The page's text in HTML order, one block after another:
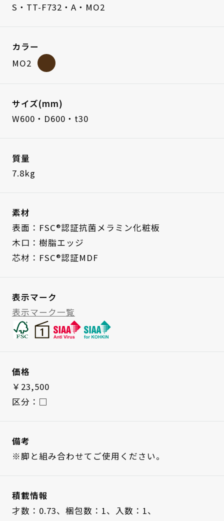
S・TT-F732・A・MO2
カラー
MO2
サイズ(mm)
W600・D600・t30
質量
7.8kg
素材
表面：FSC®認証抗菌メラミン化粧板
木口：樹脂エッジ
芯材：FSC®認証MDF
表示マーク
表示マーク一覧
価格
￥23,500
区分：□
備考
※脚と組み合わせてご使用ください。
積載情報
才数：0.73、 梱包数：1、
入数：1、